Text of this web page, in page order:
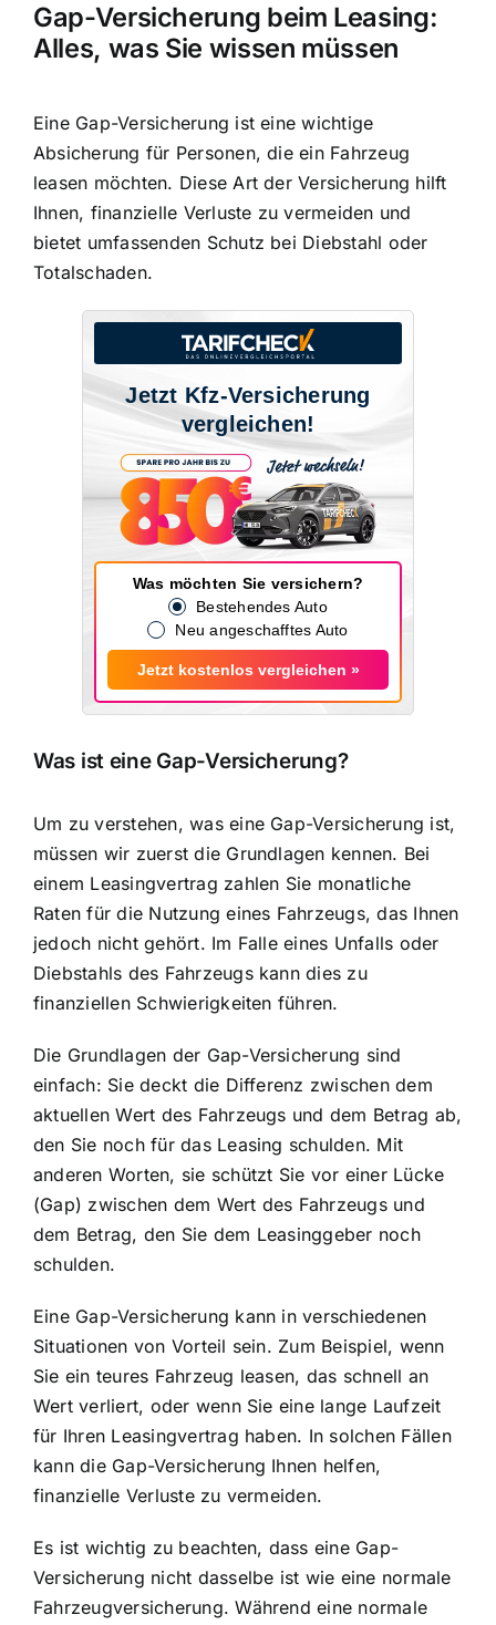
Gap-Versicherung beim Leasing:
Alles, was Sie wissen müssen
Eine Gap-Versicherung ist eine wichtige
Absicherung für Personen, die ein Fahrzeug
leasen möchten. Diese Art der Versicherung hilft
Ihnen, finanzielle Verluste zu vermeiden und
bietet umfassenden Schutz bei Diebstahl oder
Totalschaden.
Jetzt Kfz-Versicherung
vergleichen!
Was möchten Sie versichern?
Bestehendes Auto
Neu angeschafftes Auto
Jetzt kostenlos vergleichen »
Was ist eine Gap-Versicherung?
Um zu verstehen, was eine Gap-Versicherung ist,
müssen wir zuerst die Grundlagen kennen. Bei
einem Leasingvertrag zahlen Sie monatliche
Raten für die Nutzung eines Fahrzeugs, das Ihnen
jedoch nicht gehört. Im Falle eines Unfalls oder
Diebstahls des Fahrzeugs kann dies zu
finanziellen Schwierigkeiten führen.
Die Grundlagen der Gap-Versicherung sind
einfach: Sie deckt die Differenz zwischen dem
aktuellen Wert des Fahrzeugs und dem Betrag ab,
den Sie noch für das Leasing schulden. Mit
anderen Worten, sie schützt Sie vor einer Lücke
(Gap) zwischen dem Wert des Fahrzeugs und
dem Betrag, den Sie dem Leasinggeber noch
schulden.
Eine Gap-Versicherung kann in verschiedenen
Situationen von Vorteil sein. Zum Beispiel, wenn
Sie ein teures Fahrzeug leasen, das schnell an
Wert verliert, oder wenn Sie eine lange Laufzeit
für Ihren Leasingvertrag haben. In solchen Fällen
kann die Gap-Versicherung Ihnen helfen,
finanzielle Verluste zu vermeiden.
Es ist wichtig zu beachten, dass eine Gap-
Versicherung nicht dasselbe ist wie eine normale
Fahrzeugversicherung. Während eine normale